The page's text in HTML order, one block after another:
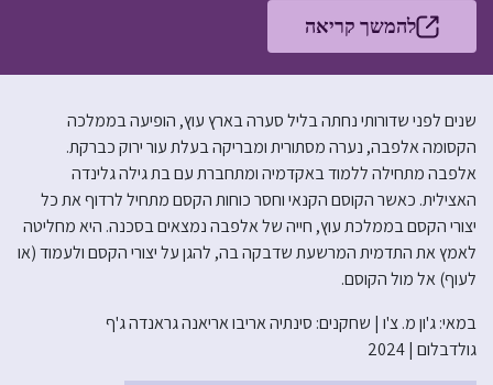
להמשך קריאה
שנים לפני שדורותי נחתה בליל סערה בארץ עוץ, הופיעה בממלכה
הקסומה אלפבה, נערה מסתורית ומבריקה בעלת עור ירוק כברקת.
אלפבה מתחילה ללמוד באקדמיה ומתחברת עם בת גילה גלינדה
האצילית. כאשר הקוסם הקנאי וחסר כוחות הקסם מתחיל לרדוף את כל
יצורי הקסם בממלכת עוץ, חייה של אלפבה נמצאים בסכנה. היא מחליטה
לאמץ את התדמית המרשעת שדבקה בה, להגן על יצורי הקסם ולעמוד (או
לעוף) אל מול הקוסם.
במאי: ג'ון מ. צ'ו | שחקנים: סינתיה אריבו אריאנה גראנדה ג'ף
גולדבלום | 2024